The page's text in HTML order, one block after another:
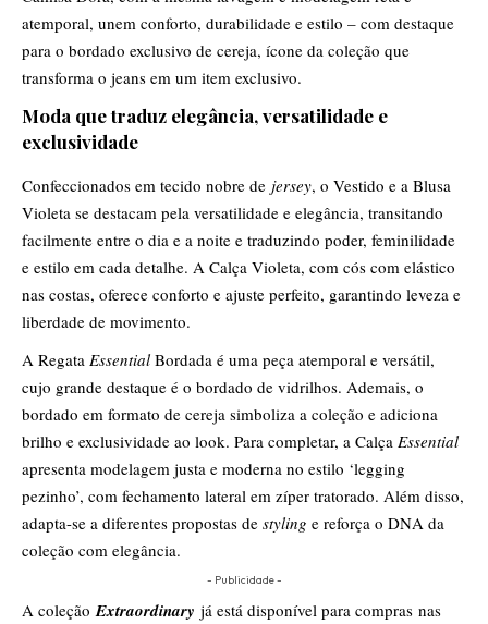
atemporal, unem conforto, durabilidade e estilo – com destaque
para o bordado exclusivo de cereja, ícone da coleção que
transforma o jeans em um item exclusivo.
Moda que traduz elegância, versatilidade e
exclusividade
Confeccionados em tecido nobre de jersey, o Vestido e a Blusa
Violeta se destacam pela versatilidade e elegância, transitando
facilmente entre o dia e a noite e traduzindo poder, feminilidade
e estilo em cada detalhe. A Calça Violeta, com cós com elástico
nas costas, oferece conforto e ajuste perfeito, garantindo leveza e
liberdade de movimento.
A Regata Essential Bordada é uma peça atemporal e versátil,
cujo grande destaque é o bordado de vidrilhos. Ademais, o
bordado em formato de cereja simboliza a coleção e adiciona
brilho e exclusividade ao look. Para completar, a Calça Essential
apresenta modelagem justa e moderna no estilo ‘legging
pezinho’, com fechamento lateral em zíper tratorado. Além disso,
adapta-se a diferentes propostas de styling e reforça o DNA da
coleção com elegância.
- Publicidade -
A coleçãoExtraordinary já está disponível para compras nas